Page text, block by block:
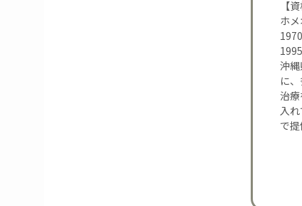
【
ホ
沖
に
治
入
で